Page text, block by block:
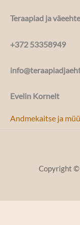
Teraapiad ja
+372 53358949
Evelin Kornelt
Andmekaitse ja
Copyright